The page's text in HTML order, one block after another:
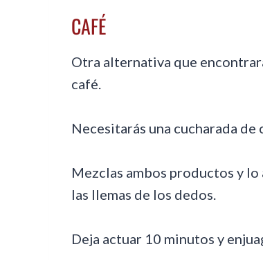
CAFÉ
Otra alternativa que
café.
Necesitarás una cucharada
Mezclas ambos productos y
las llemas de los dedos.
Deja actuar 10 minutos y